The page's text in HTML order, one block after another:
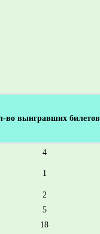
во выигравших билетов
4
1
2
5
18